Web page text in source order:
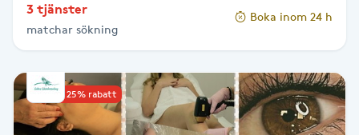
IPL hårborttagning
IR-massage
3 tjänster
matchar sökning
Boka inom 24 h
Upp till 25% rabatt